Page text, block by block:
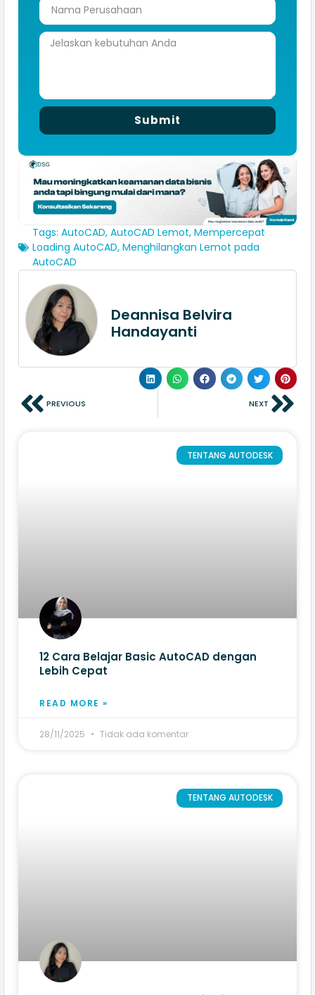
Submit
Tags: AutoCAD, AutoCAD Lemot, Mempercepat
Loading AutoCAD, Menghilangkan Lemot pada
AutoCAD
Deannisa Belvira
Handayanti
PREVIOUS NEXT
TENTANG AUTODESK
12 Cara Belajar Basic AutoCAD dengan
Lebih Cepat
READ MORE »
28/11/2025 Tidak ada komentar
TENTANG AUTODESK